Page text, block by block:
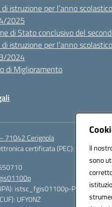
Il
sono
di istruzione per l’anno scolastico
2025
di Stato conclusivo del
di istruzione per l’anno scolastico
2024
di Miglioramento
71042 Cerignola
certificata (PEC):
istsc_fgis01100p-PMirra
UFY0NZ